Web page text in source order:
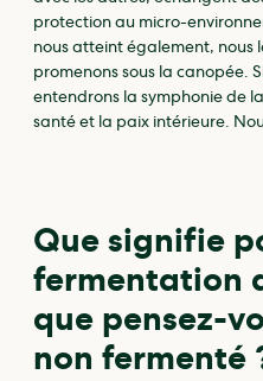
protection au micro-
nous atteint également, nous
promenons sous la canopée.
entendrons la symphonie de
santé et la paix intérieure.
Que signifie
fermentation
que pensez-
non fermenté